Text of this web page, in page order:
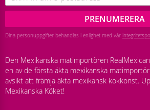
PRENUMERERA
Dina personuppgifter behandlas i enlighet med vår
Den Mexikanska matimportören
en av de första äkta mexikanska
avsikt att främja äkta mexikansk kokkonst.
Mexikanska Köket!